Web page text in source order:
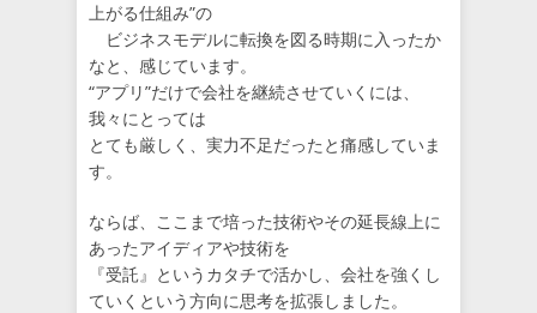
上がる仕組み”の
ビジネスモデルに転換を図る時期に入ったか
なと、感じています。
“アプリ”だけで会社を継続させていくには、
我々にとっては
とても厳しく、実力不足だったと痛感していま
す。
ならば、ここまで培った技術やその延長線上に
あったアイディアや技術を
『受託』というカタチで活かし、会社を強くし
ていくという方向に思考を拡張しました。